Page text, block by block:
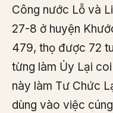
Công nước Lỗ và
27-8 ở huyện
479, thọ được 72
từng làm Ủy Lại
này làm Tư Chức
dùng vào việc